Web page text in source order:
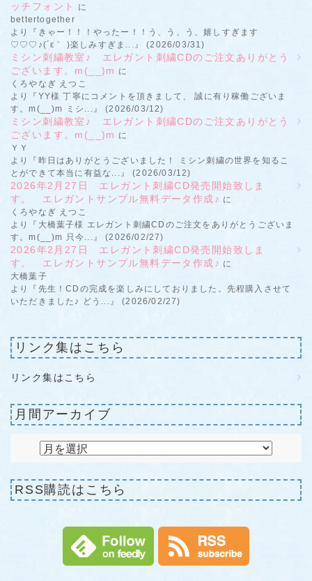
ッチフォント
に
bettertogether
より『きゃー！！！やったー！！う、う、う、嬉しすぎます
♡♡♡♪(´ε｀ )楽しみすぎま...』 (2026/03/31)
ミシン刺繍教室♪ エレガント刺繍CDのご注文ありがとう
ございます。m(__)m に
くろやなぎ えつこ
より『YY様 丁寧にコメントを頂きまして、 誠に有り稼働ございま
す。m(__)m ミシ...』 (2026/03/12)
ミシン刺繍教室♪ エレガント刺繍CDのご注文ありがとう
ございます。m(__)m に
ＹＹ
より『昨日はありがとうございました！ ミシン刺繍の世界を知るこ
とができて本当に有益な...』 (2026/03/12)
2026年2月27日 エレガント刺繍CD発売開始致しま
す。 エレガントサンプル無料データ作成♪ に
くろやなぎ えつこ
より『大橋葉子様 エレガント刺繍CDのご注文をありがとうございま
す。m(__)m 只今...』 (2026/02/27)
2026年2月27日 エレガント刺繍CD発売開始致しま
す。 エレガントサンプル無料データ作成♪ に
大橋葉子
より『先生！CDの完成を楽しみにしておりました。先程購入させて
いただきました♪ どう...』 (2026/02/27)
リンク集はこちら
リンク集はこちら
月間アーカイブ
RSS購読はこちら